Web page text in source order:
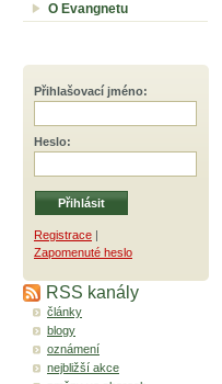
O Evangnetu
Přihlašovací jméno:
Heslo:
Registrace |
Zapomenuté heslo
RSS kanály
články
blogy
oznámení
nejbližší akce